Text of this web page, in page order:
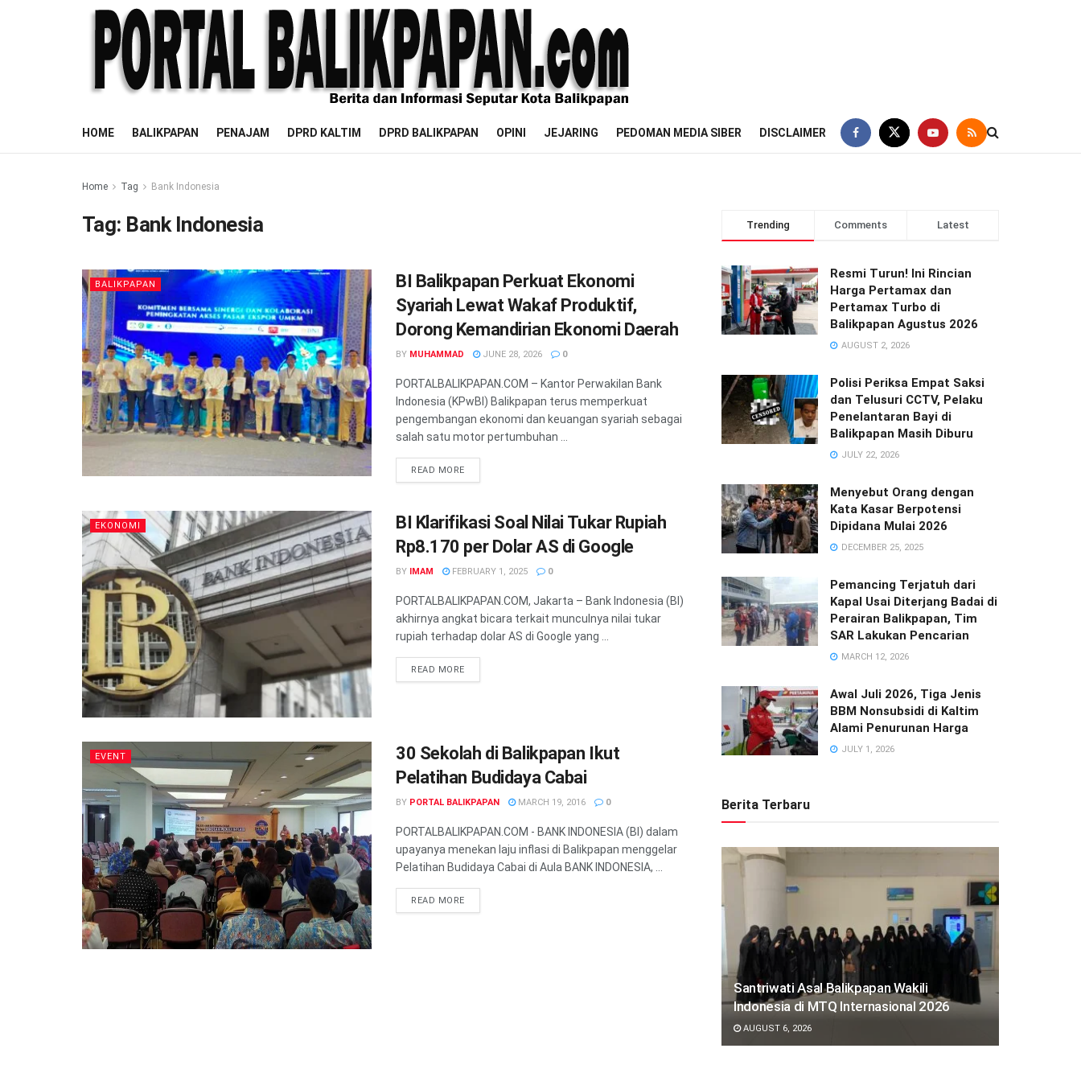
HOME BALIKPAPAN PENAJAM DPRD KALTIM DPRD BALIKPAPAN OPINI JEJARING PEDOMAN MEDIA SIBER DISCLAIMER
Home Tag Bank Indonesia
Tag: Bank Indonesia
BALIKPAPAN
BI Balikpapan Perkuat Ekonomi
Syariah Lewat Wakaf Produktif,
Dorong Kemandirian Ekonomi Daerah
BY MUHAMMAD JUNE 28, 2026 0
PORTALBALIKPAPAN.COM – Kantor Perwakilan Bank
Indonesia (KPwBI) Balikpapan terus memperkuat
pengembangan ekonomi dan keuangan syariah sebagai
salah satu motor pertumbuhan ...
READ MORE
EKONOMI
BI Klarifikasi Soal Nilai Tukar Rupiah
Rp8.170 per Dolar AS di Google
BY IMAM FEBRUARY 1, 2025 0
PORTALBALIKPAPAN.COM, Jakarta – Bank Indonesia (BI)
akhirnya angkat bicara terkait munculnya nilai tukar
rupiah terhadap dolar AS di Google yang ...
READ MORE
EVENT
30 Sekolah di Balikpapan Ikut
Pelatihan Budidaya Cabai
BY PORTAL BALIKPAPAN MARCH 19, 2016 0
PORTALBALIKPAPAN.COM - BANK INDONESIA (BI) dalam
upayanya menekan laju inflasi di Balikpapan menggelar
Pelatihan Budidaya Cabai di Aula BANK INDONESIA, ...
READ MORE
Trending Comments Latest
Resmi Turun! Ini Rincian
Harga Pertamax dan
Pertamax Turbo di
Balikpapan Agustus 2026
AUGUST 2, 2026
Polisi Periksa Empat Saksi
dan Telusuri CCTV, Pelaku
Penelantaran Bayi di
Balikpapan Masih Diburu
JULY 22, 2026
Menyebut Orang dengan
Kata Kasar Berpotensi
Dipidana Mulai 2026
DECEMBER 25, 2025
Pemancing Terjatuh dari
Kapal Usai Diterjang Badai di
Perairan Balikpapan, Tim
SAR Lakukan Pencarian
MARCH 12, 2026
Awal Juli 2026, Tiga Jenis
BBM Nonsubsidi di Kaltim
Alami Penurunan Harga
JULY 1, 2026
Berita Terbaru
Santriwati Asal Balikpapan Wakili
Indonesia di MTQ Internasional 2026
AUGUST 6, 2026